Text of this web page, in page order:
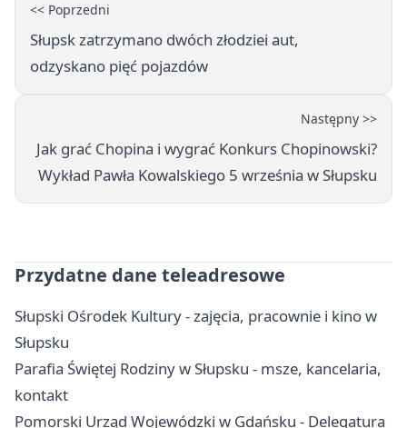
<< Poprzedni
Słupsk zatrzymano dwóch złodziei aut,
odzyskano pięć pojazdów
Następny >>
Jak grać Chopina i wygrać Konkurs Chopinowski?
Wykład Pawła Kowalskiego 5 września w Słupsku
Przydatne dane teleadresowe
Słupski Ośrodek Kultury - zajęcia, pracownie i kino w
Słupsku
Parafia Świętej Rodziny w Słupsku - msze, kancelaria,
kontakt
Pomorski Urząd Wojewódzki w Gdańsku - Delegatura